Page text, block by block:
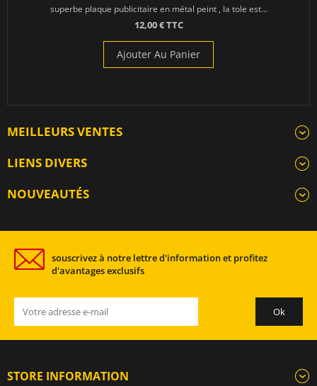
superbe plaque publicitaire en métal peint , la tole est...
12,00 € TTC
Ajouter Au Panier
MEILLEURS VENTES
LIENS DIVERS
NOUVEAUTÉS
souscrivez à notre lettre d'information et profitez
d'avantages exclusifs
STORE INFORMATION